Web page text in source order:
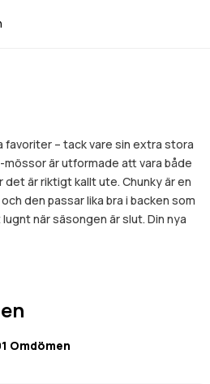
favoriter – tack vare sin extra stora
mössor är utformade att vara både
det är riktigt kallt ute. Chunky är en
den passar lika bra i backen som
när säsongen är slut. Din nya
Omdömen